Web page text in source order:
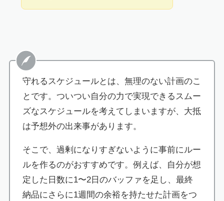
守れるスケジュールとは、無理のない計画のこ
とです。ついつい自分の力で実現できるスムー
ズなスケジュールを考えてしまいますが、大抵
は予想外の出来事があります。
そこで、過剰になりすぎないように事前にルー
ルを作るのがおすすめです。例えば、自分が想
定した日数に1〜2日のバッファを足し、最終
納品にさらに1週間の余裕を持たせた計画をつ